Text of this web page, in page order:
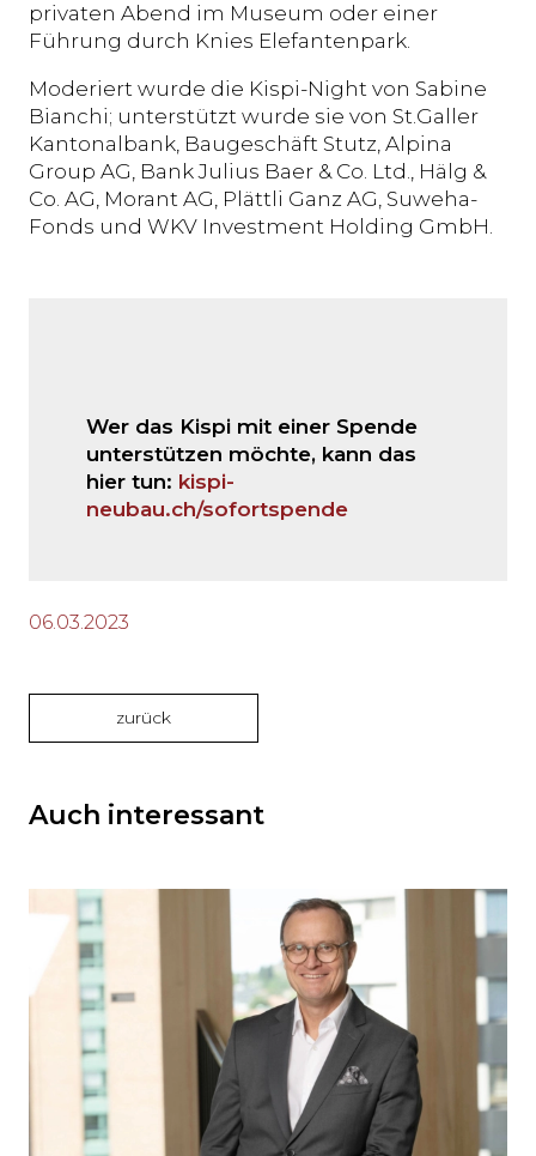
privaten Abend im Museum oder einer
Führung durch Knies Elefantenpark.
Moderiert wurde die Kispi-Night von Sabine
Bianchi; unterstützt wurde sie von St.Galler
Kantonalbank, Baugeschäft Stutz, Alpina
Group AG, Bank Julius Baer & Co. Ltd., Hälg &
Co. AG, Morant AG, Plättli Ganz AG, Suweha-
Fonds und WKV Investment Holding GmbH.
Wer das Kispi mit einer Spende
unterstützen möchte, kann das
hier tun: kispi-
neubau.ch/sofortspende
06.03.2023
zurück
Auch interessant